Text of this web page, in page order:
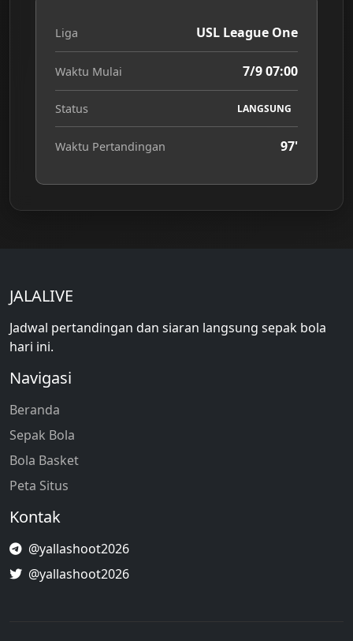
Liga USL League One
Waktu Mulai 7/9 07:00
Status LANGSUNG
Waktu Pertandingan 97'
JALALIVE
Jadwal pertandingan dan siaran langsung sepak bola
hari ini.
Navigasi
Beranda
Sepak Bola
Bola Basket
Peta Situs
Kontak
@yallashoot2026
@yallashoot2026